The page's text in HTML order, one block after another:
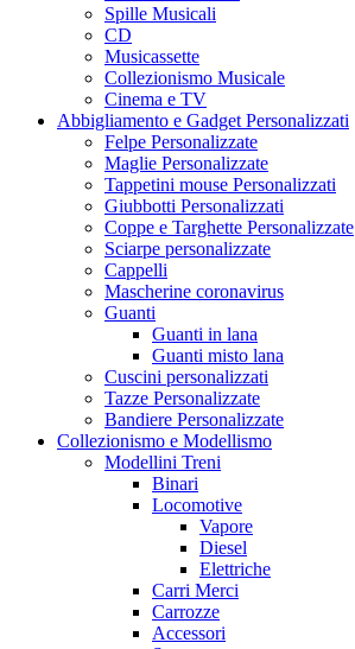
Spille Musicali
CD
Musicassette
Collezionismo Musicale
Cinema e TV
Abbigliamento e Gadget Personalizzati
Felpe Personalizzate
Maglie Personalizzate
Tappetini mouse Personalizzati
Giubbotti Personalizzati
Coppe e Targhette Personalizzate
Sciarpe personalizzate
Cappelli
Mascherine coronavirus
Guanti
Guanti in lana
Guanti misto lana
Cuscini personalizzati
Tazze Personalizzate
Bandiere Personalizzate
Collezionismo e Modellismo
Modellini Treni
Binari
Locomotive
Vapore
Diesel
Elettriche
Carri Merci
Carrozze
Accessori